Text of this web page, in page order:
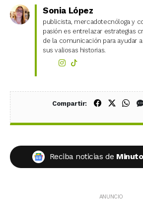
Sonia López
publicista, mercadotecnóloga y
pasión es entrelazar estrategias
de la comunicación para ayudar
sus valiosas historias.
Compartir: Compartir
Reciba noticias de
ANUNCIO